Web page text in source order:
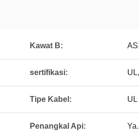
Kawat B:
sertifikasi:
Tipe Kabel:
Penangkal Api: Ya.